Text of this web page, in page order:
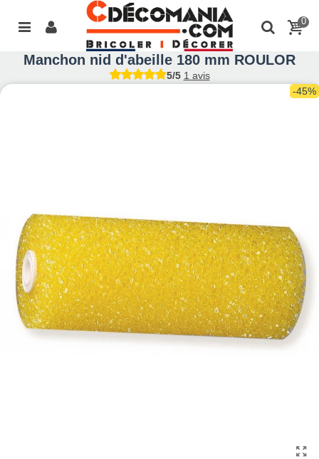
0
Manchon nid d'abeille 180 mm ROULOR
5/5 1 avis
-45%